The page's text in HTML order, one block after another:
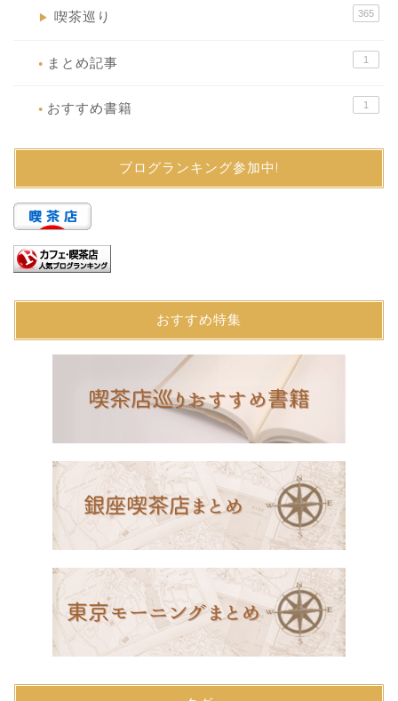
▶ 喫茶巡り 365
● まとめ記事 1
● おすすめ書籍 1
ブログランキング参加中!
おすすめ特集